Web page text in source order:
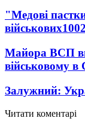
"Медові
військових
Майора ВСП
військовому в
Залужний:
Читати коментарі